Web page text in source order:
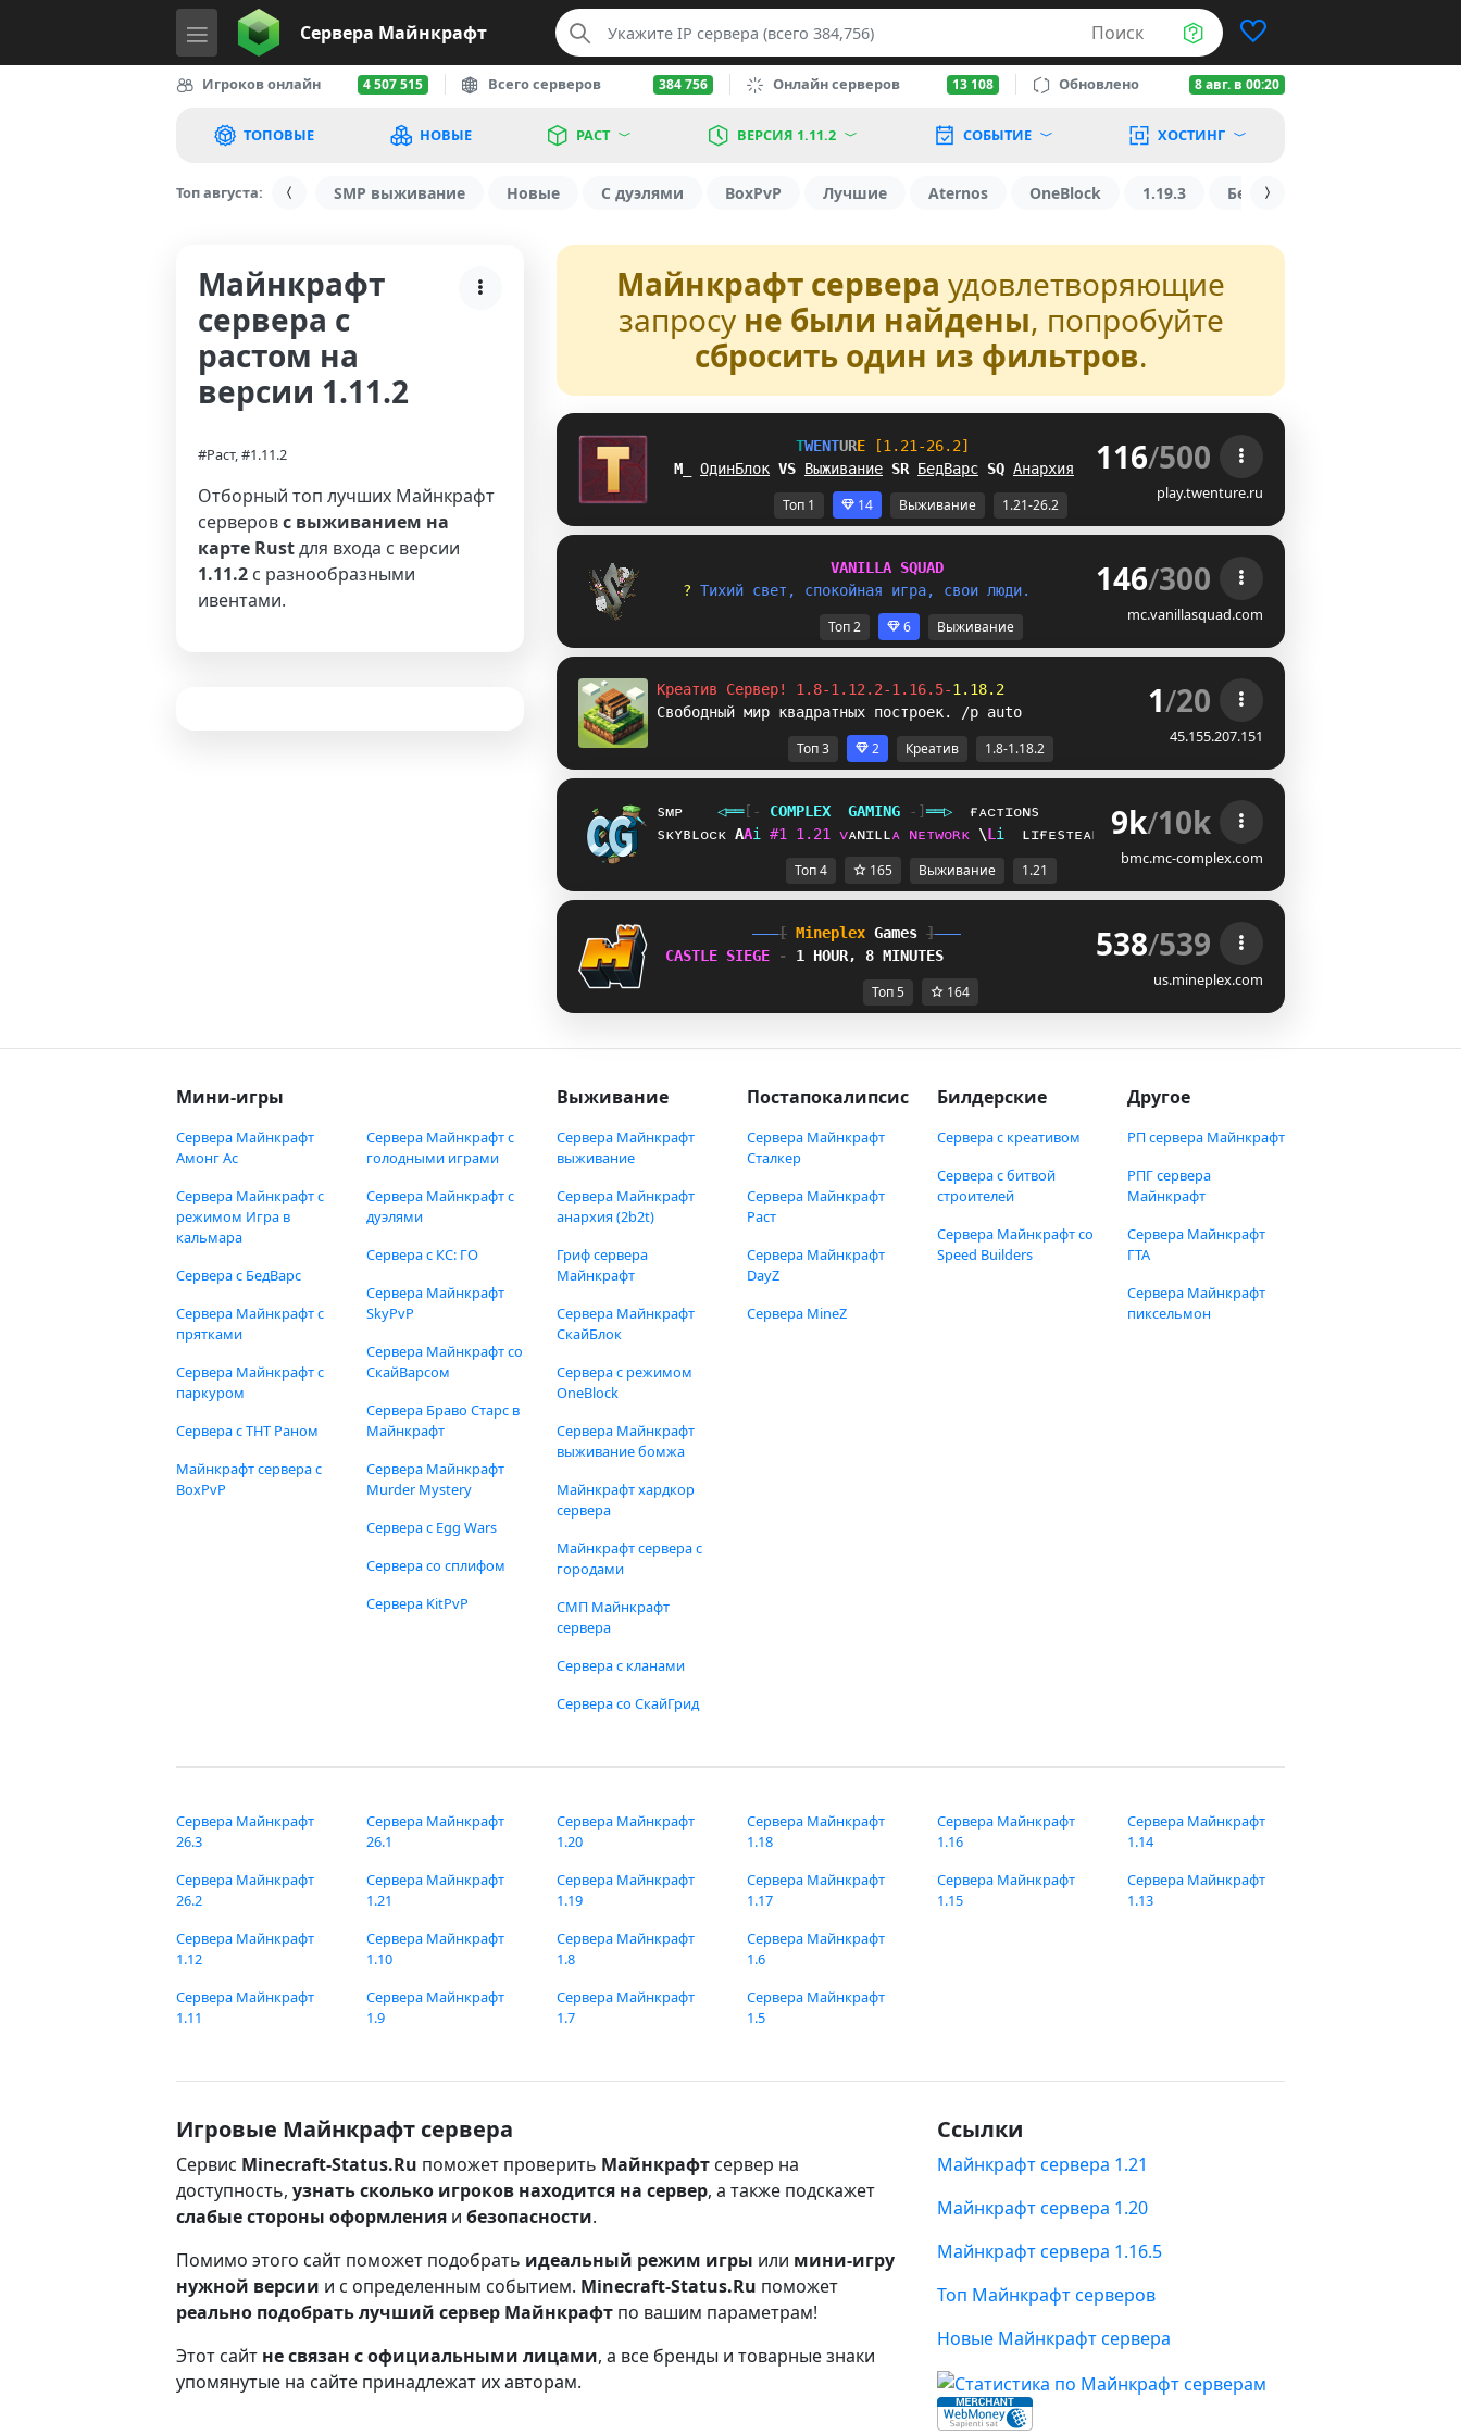
Сервера Майнкрафт Поиск
Игроков онлайн 4 507 515 Всего серверов 384 756 Онлайн серверов 13 108 Обновлено 8 авг. в 00:20
ТОПОВЫЕ НОВЫЕ РАСТ ВЕРСИЯ 1.11.2 СОБЫТИЕ ХОСТИНГ
Топ августа: SMP выживание Новые С дуэлями BoxPvP Лучшие Aternos OneBlock 1.19.3 БедВарс
Майнкрафт
сервера с
растом на
версии 1.11.2
#Раст, #1.11.2
Отборный топ лучших Майнкрафт
серверовс выживанием на
карте Rustдля входа с версии
1.11.2 с разнообразными
ивентами.
Майнкрафт сервера удовлетворяющие
запросу не были найдены, попробуйте
сбросить один из фильтров.
TWENTURE
[1.21-26.2]
RB
ОдинБлок WB Выживание OZ БедВарс \N Анархия 116/500
play.twenture.ru
Топ 1 14 Выживание 1.21-26.2
VANIL L A SQUAD
? Тихий свет , спокойная игра, свои люди. 146/300
mc.vanillasquad.com
Топ 2 6 Выживание
Креатив Сервер! 1.8-1.12.2-1.16.5-1.18.2
Свободный мир квадратных построек. /p auto
1/20
45.155.207.151
Топ 3 2 Креатив 1.8-1.18.2
sᴍᴘ ◁══[‐ COMPL EX GAMING ‐]══▷
ғᴀᴄᴛɪᴏɴs
sᴋʏʙʟᴏᴄᴋ UPi #1 1 . 21 ᴠᴀɴɪʟʟᴀ ɴᴇᴛᴡᴏʀᴋ @M i ʟɪғᴇsᴛᴇᴀʟ 9k/10k
bmc.mc-complex.com
Топ 4 165 Выживание 1.21
[ Mineplex Games ]
CASTLE SIEGE
- 1 HOUR, 8 MINUTES 538/539
us.mineplex.com
Топ 5 164
Мини-игры
Сервера Майнкрафт
Амонг Ас
Сервера Майнкрафт с
режимом Игра в
кальмара
Сервера с БедВарс
Сервера Майнкрафт с
прятками
Сервера Майнкрафт с
паркуром
Сервера с ТНТ Раном
Майнкрафт сервера с
BoxPvP
Сервера Майнкрафт с
голодными играми
Сервера Майнкрафт с
дуэлями
Сервера с КС: ГО
Сервера Майнкрафт
SkyPvP
Сервера Майнкрафт со
СкайВарсом
Сервера Браво Старс в
Майнкрафт
Сервера Майнкрафт
Murder Mystery
Сервера с Egg Wars
Сервера со сплифом
Сервера KitPvP
Выживание
Сервера Майнкрафт
выживание
Сервера Майнкрафт
анархия (2b2t)
Гриф сервера
Майнкрафт
Сервера Майнкрафт
СкайБлок
Сервера с режимом
OneBlock
Сервера Майнкрафт
выживание бомжа
Майнкрафт хардкор
сервера
Майнкрафт сервера с
городами
СМП Майнкрафт
сервера
Сервера с кланами
Сервера со СкайГрид
Постапокалипсис
Сервера Майнкрафт
Сталкер
Сервера Майнкрафт
Раст
Сервера Майнкрафт
DayZ
Сервера MineZ
Билдерские
Сервера с креативом
Сервера с битвой
строителей
Сервера Майнкрафт со
Speed Builders
Другое
РП сервера Майнкрафт
РПГ сервера
Майнкрафт
Сервера Майнкрафт
ГТА
Сервера Майнкрафт
пиксельмон
Сервера Майнкрафт
26.3
Сервера Майнкрафт
26.2
Сервера Майнкрафт
26.1
Сервера Майнкрафт
1.21
Сервера Майнкрафт
1.20
Сервера Майнкрафт
1.19
Сервера Майнкрафт
1.18
Сервера Майнкрафт
1.17
Сервера Майнкрафт
1.16
Сервера Майнкрафт
1.15
Сервера Майнкрафт
1.14
Сервера Майнкрафт
1.13
Сервера Майнкрафт
1.12
Сервера Майнкрафт
1.11
Сервера Майнкрафт
1.10
Сервера Майнкрафт
1.9
Сервера Майнкрафт
1.8
Сервера Майнкрафт
1.7
Сервера Майнкрафт
1.6
Сервера Майнкрафт
1.5
Игровые Майнкрафт сервера
Сервис Minecraft-Status.Ru поможет проверить Майнкрафт сервер на
доступность, узнать сколько игроков находится на сервер, а также подскажет
слабые стороны оформления и безопасности.
Помимо этого сайт поможет подобрать идеальный режим игры или мини-игру
нужной версии и с определенным событием. Minecraft-Status.Ru поможет
реально подобрать лучший сервер Майнкрафт по вашим параметрам!
Этот сайт не связан с официальными лицами, а все бренды и товарные знаки
упомянутые на сайте принадлежат их авторам.
Ссылки
Майнкрафт сервера 1.21
Майнкрафт сервера 1.20
Майнкрафт сервера 1.16.5
Топ Майнкрафт серверов
Новые Майнкрафт сервера